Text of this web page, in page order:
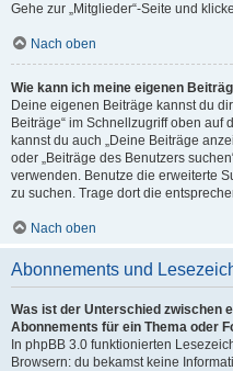
Gehe zur „Mitglieder“-Seite und
Nach oben
Wie kann ich meine eigenen
Deine eigenen Beiträge kannst du
Beiträge“ im Schnellzugriff oben auf
kannst du auch „Deine Beiträge
oder „Beiträge des Benutzers
verwenden. Benutze die erweiterte
zu suchen. Trage dort die
Nach oben
Abonnements und
Was ist der Unterschied zwischen
Abonnements für ein Thema oder
In phpBB 3.0 funktionierten
Browsern: du bekamst keine